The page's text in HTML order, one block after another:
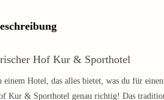
Hof Kur & Sporthotel
einem Hotel, das alles bietet, was du für
Kur & Sporthotel genau richtig! Das